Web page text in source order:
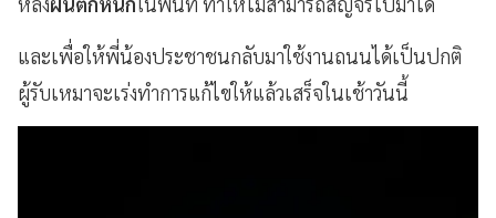
และเพื่อให้พี่น้องประชาชนกลับมาใช้งานถนนได้เป็นปกติ
ผู้รับเหมาจะเร่งทำการแก้ไขให้แล้วเสร็จในเช้าวันนี้